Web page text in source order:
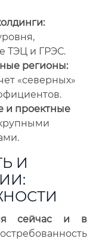
ТЭЦ и ГРЭС.
регионы:
«северных»
и проектные
И
сейчас и в